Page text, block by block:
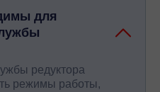
для
редуктора
режимы работы,